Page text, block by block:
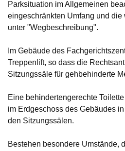
Parksituation im Allgemeinen
eingeschränkten Umfang und
unter "Wegbeschreibung".
Im Gebäude des
Treppenlift, so dass die
Sitzungssäle für gehbehinderte
Eine behindertengerechte
im Erdgeschoss des Gebäudes
den Sitzungssälen.
Bestehen besondere Umstände,